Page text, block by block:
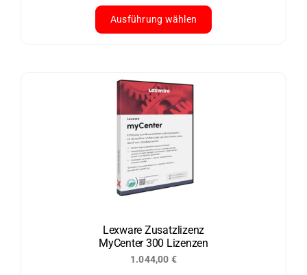
werden
Ausführung wählen
weist
mehrere
Varianten
Optionen
können
der
Produktseite
gewählt
Lexware Zusatzlizenz
MyCenter 300 Lizenzen
1.044,00 €